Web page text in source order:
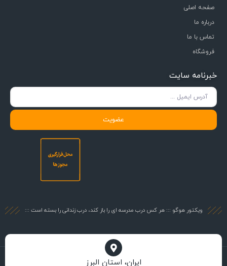
صفحه اصلی
درباره ما
تماس با ما
فروشگاه
خبرنامه سایت
عضویت
ویکتور هوگو ::: هر کس درب مدرسه ای را باز کند، درب زندانی را بسته است :::
ایران، استان البرز